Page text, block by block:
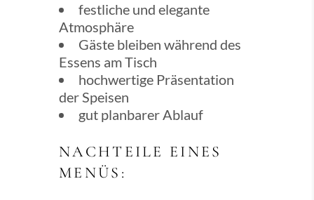
festliche und elegante
Atmosphäre
Gäste bleiben während des
Essens am Tisch
hochwertige Präsentation
der Speisen
gut planbarer Ablauf
NACHTEILE EINES
MENÜS: